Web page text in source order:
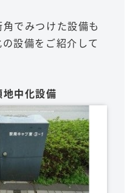
でみつけた設備も
設備をご紹介して
中化設備